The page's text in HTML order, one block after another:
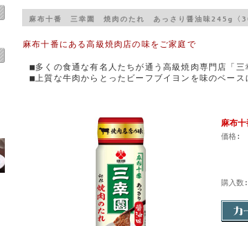
麻布十番 三幸園 焼肉のたれ あっさり醤油味245g〈
麻布十番にある高級焼肉店の味をご家庭で
■多くの食通な有名人たちが通う高級焼肉専門店「
■上質な牛肉からとったビーフブイヨンを味のベー
麻布
価格:
購入数: